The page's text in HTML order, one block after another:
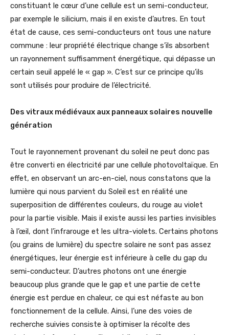
constituant le cœur d’une cellule est un semi-conducteur,
par exemple le silicium, mais il en existe d’autres. En tout
état de cause, ces semi-conducteurs ont tous une nature
commune : leur propriété électrique change s’ils absorbent
un rayonnement suffisamment énergétique, qui dépasse un
certain seuil appelé le « gap ». C’est sur ce principe qu’ils
sont utilisés pour produire de l’électricité.
Des vitraux médiévaux aux panneaux solaires nouvelle
génération
Tout le rayonnement provenant du soleil ne peut donc pas
être converti en électricité par une cellule photovoltaïque. En
effet, en observant un arc-en-ciel, nous constatons que la
lumière qui nous parvient du Soleil est en réalité une
superposition de différentes couleurs, du rouge au violet
pour la partie visible. Mais il existe aussi les parties invisibles
à l’œil, dont l’infrarouge et les ultra-violets. Certains photons
(ou grains de lumière) du spectre solaire ne sont pas assez
énergétiques, leur énergie est inférieure à celle du gap du
semi-conducteur. D’autres photons ont une énergie
beaucoup plus grande que le gap et une partie de cette
énergie est perdue en chaleur, ce qui est néfaste au bon
fonctionnement de la cellule. Ainsi, l’une des voies de
recherche suivies consiste à optimiser la récolte des